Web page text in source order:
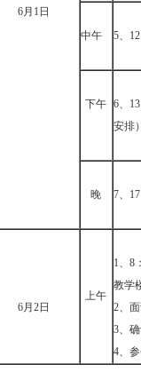
6月1日
中午 5、
下午 6、
安排
晚 7、
6月2日
上午
1、8
教学
2、
3、
4、